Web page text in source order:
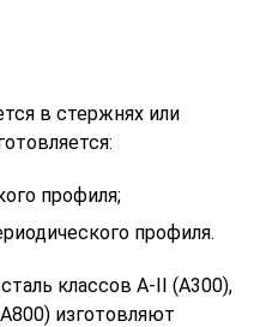
в стержнях или
профиля;
профиля.
классов А-II (А300),
изготовляют